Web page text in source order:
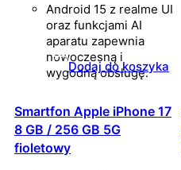
Android 15 z realme UI
oraz funkcjami AI
aparatu zapewnia
nowoczesną i
wygodną obsługę.
Dodaj do koszyka
Smartfon Apple iPhone 17
8 GB / 256 GB 5G
fioletowy